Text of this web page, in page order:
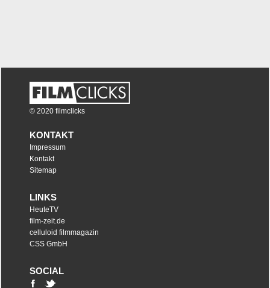
© 2020 filmclicks
KONTAKT
Impressum
Kontakt
Sitemap
LINKS
HeuteTV
film-zeit.de
celluloid filmmagazin
CSS GmbH
SOCIAL